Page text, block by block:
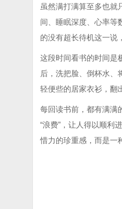
虽然满打满算至多也就
间、睡眠深度、心率等
的没有超长待机这一说
这段时间看书的时间是
后，洗把脸、倒杯水、
轻便些的居家衣衫，
每回读书前，都有满满
“浪费”，让人得以顺利
惜力的珍重感，而是一